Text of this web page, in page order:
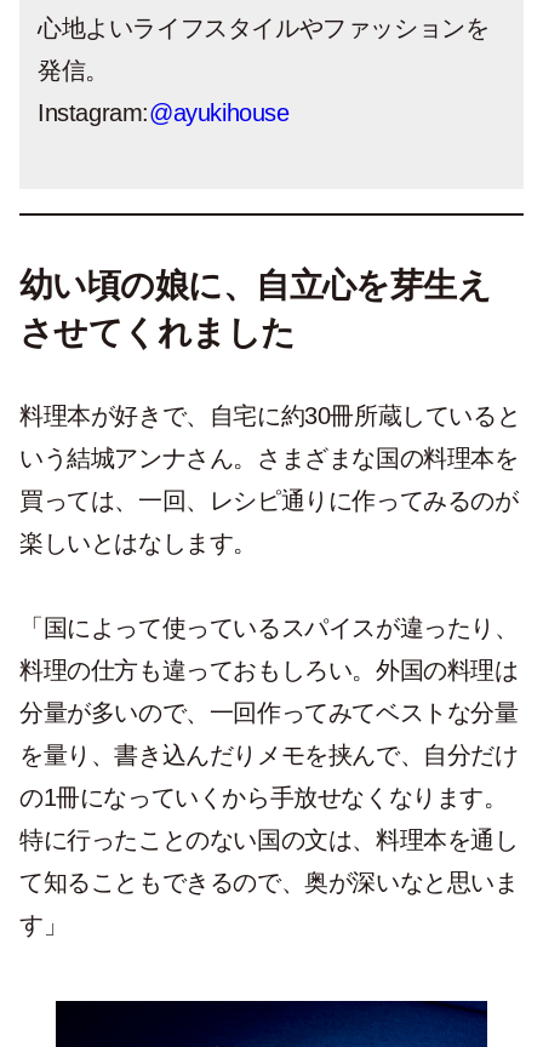
心地よいライフスタイルやファッションを
発信。
Instagram:@ayukihouse
幼い頃の娘に、自立心を芽生え
させてくれました
料理本が好きで、自宅に約30冊所蔵していると
いう結城アンナさん。さまざまな国の料理本を
買っては、一回、レシピ通りに作ってみるのが
楽しいとはなします。
「国によって使っているスパイスが違ったり、
料理の仕方も違っておもしろい。外国の料理は
分量が多いので、一回作ってみてベストな分量
を量り、書き込んだりメモを挟んで、自分だけ
の1冊になっていくから手放せなくなります。
特に行ったことのない国の文は、料理本を通し
て知ることもできるので、奥が深いなと思いま
す」